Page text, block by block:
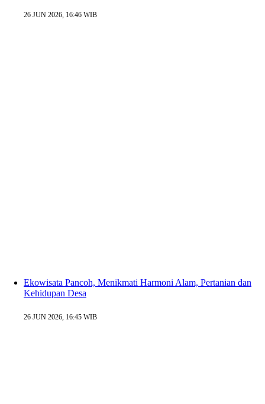
26 JUN 2026, 16:46 WIB
Ekowisata Pancoh, Menikmati Harmoni Alam, Pertanian dan
Kehidupan Desa
26 JUN 2026, 16:45 WIB